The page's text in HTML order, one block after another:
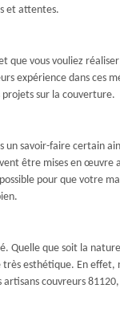
et attentes.
vous vouliez
expérience dans ces
sur la couverture.
savoir-faire certain
être mises en œuvre
pour que votre
que soit la
esthétique. En effet,
couvreurs